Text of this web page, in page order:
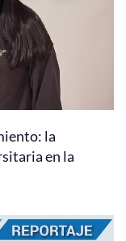
la
en la